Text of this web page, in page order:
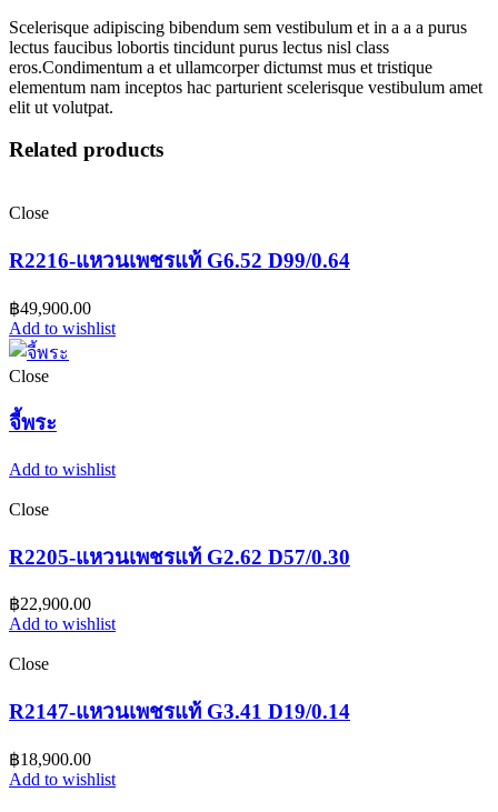
Scelerisque adipiscing bibendum sem vestibulum et in a a a purus
lectus faucibus lobortis tincidunt purus lectus nisl class
eros.Condimentum a et ullamcorper dictumst mus et tristique
elementum nam inceptos hac parturient scelerisque vestibulum amet
elit ut volutpat.
Related products
Close
R2216-แหวนเพชรแท้ G6.52 D99/0.64
฿49,900.00
Add to wishlist
Close
จี้พระ
Add to wishlist
Close
R2205-แหวนเพชรแท้ G2.62 D57/0.30
฿22,900.00
Add to wishlist
Close
R2147-แหวนเพชรแท้ G3.41 D19/0.14
฿18,900.00
Add to wishlist